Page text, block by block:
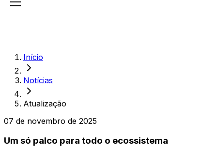
Início
Notícias
Atualização
07 de novembro de 2025
Um só palco para todo o ecossistema